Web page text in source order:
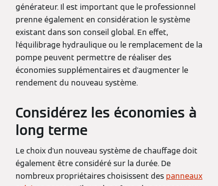
générateur. Il est important que le professionnel
prenne également en considération le système
existant dans son conseil global. En effet,
l'équilibrage hydraulique ou le remplacement de la
pompe peuvent permettre de réaliser des
économies supplémentaires et d'augmenter le
rendement du nouveau système.
Considérez les économies à
long terme
Le choix d'un nouveau système de chauffage doit
également être considéré sur la durée. De
nombreux propriétaires choisissent des panneaux